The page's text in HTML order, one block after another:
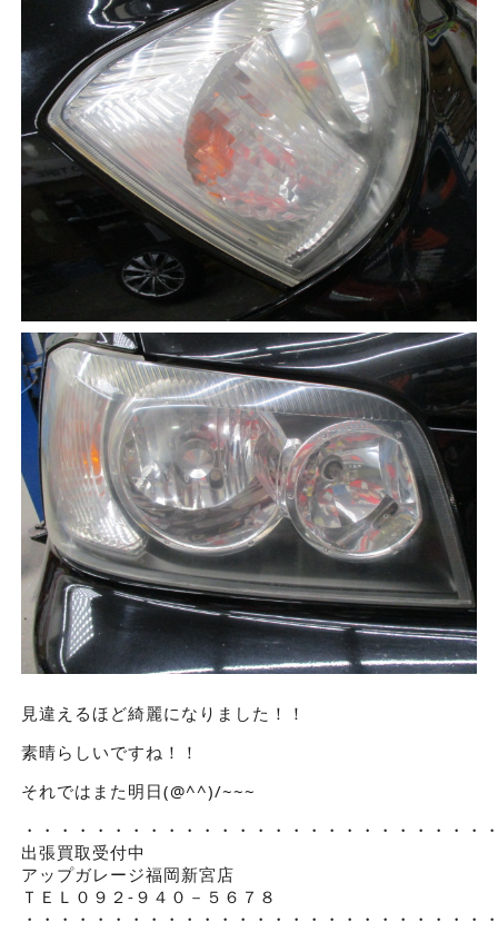
見違えるほど綺麗になりました！！
素晴らしいですね！！
それではまた明日(@^^)/~~~
・・・・・・・・・・・・・・・・・・・・・・・・・・
出張買取受付中
アップガレージ福岡新宮店
ＴＥＬ０９２-９４０－５６７８
・・・・・・・・・・・・・・・・・・・・・・・・・・